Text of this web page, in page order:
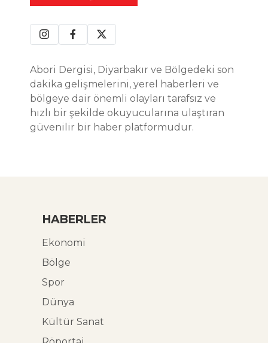
Abori Dergisi, Diyarbakır ve Bölgedeki son
dakika gelişmelerini, yerel haberleri ve
bölgeye dair önemli olayları tarafsız ve
hızlı bir şekilde okuyucularına ulaştıran
güvenilir bir haber platformudur.
HABERLER
Ekonomi
Bölge
Spor
Dünya
Kültür Sanat